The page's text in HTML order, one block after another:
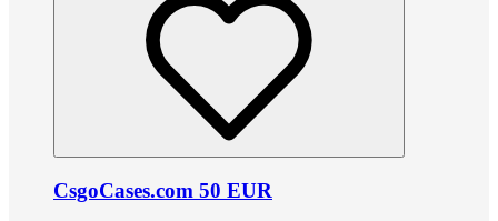
CsgoCases.com 50 EUR